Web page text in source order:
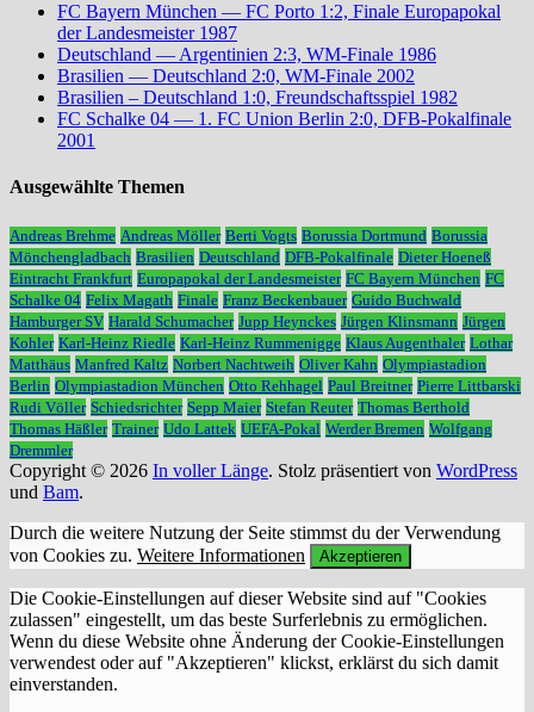
FC Bayern München — FC Porto 1:2, Finale Europapokal
der Landesmeister 1987
Deutschland — Argentinien 2:3, WM-Finale 1986
Brasilien — Deutschland 2:0, WM-Finale 2002
Brasilien – Deutschland 1:0, Freundschaftsspiel 1982
FC Schalke 04 — 1. FC Union Berlin 2:0, DFB-Pokalfinale
2001
Ausgewählte Themen
Andreas Brehme Andreas Möller Berti Vogts Borussia Dortmund Borussia
Mönchengladbach Brasilien Deutschland DFB-Pokalfinale Dieter Hoeneß
Eintracht Frankfurt Europapokal der Landesmeister FC Bayern München FC
Schalke 04 Felix Magath Finale Franz Beckenbauer Guido Buchwald
Hamburger SV Harald Schumacher Jupp Heynckes Jürgen Klinsmann Jürgen
Kohler Karl-Heinz Riedle Karl-Heinz Rummenigge Klaus Augenthaler Lothar
Matthäus Manfred Kaltz Norbert Nachtweih Oliver Kahn Olympiastadion
Berlin Olympiastadion München Otto Rehhagel Paul Breitner Pierre Littbarski
Rudi Völler Schiedsrichter Sepp Maier Stefan Reuter Thomas Berthold
Thomas Häßler Trainer Udo Lattek UEFA-Pokal Werder Bremen Wolfgang
Dremmler
Copyright © 2026 In voller Länge. Stolz präsentiert von WordPress
und Bam.
Durch die weitere Nutzung der Seite stimmst du der Verwendung
von Cookies zu. Weitere Informationen Akzeptieren
Die Cookie-Einstellungen auf dieser Website sind auf "Cookies
zulassen" eingestellt, um das beste Surferlebnis zu ermöglichen.
Wenn du diese Website ohne Änderung der Cookie-Einstellungen
verwendest oder auf "Akzeptieren" klickst, erklärst du sich damit
einverstanden.